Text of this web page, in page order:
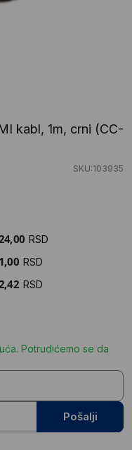
kabl, 1m, crni (CC-
SKU:103935
RSD
RSD
RSD
Potrudićemo se da
Pošalji